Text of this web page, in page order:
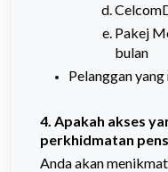
Pakej
bulan
Pelanggan
4. Apakah akses
perkhidmatan
Anda akan